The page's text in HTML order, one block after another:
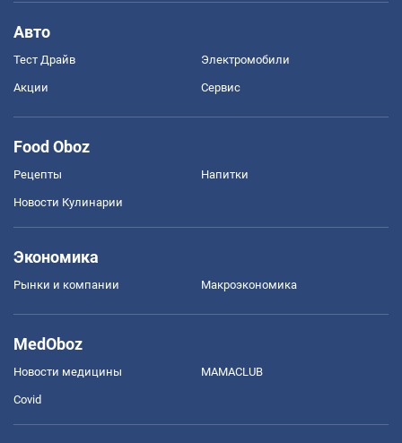
Авто
Тест Драйв Электромобили
Акции Сервис
Food Oboz
Рецепты Напитки
Новости Кулинарии
Экономика
Рынки и компании Mакроэкономика
MedOboz
Новости медицины MAMACLUB
Covid